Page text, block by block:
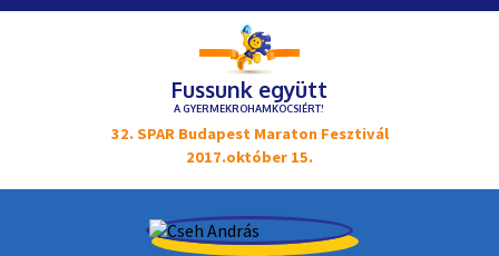
Fussunk együtt
A GYERMEKROHAMKOCSIÉRT!
32. SPAR Budapest Maraton Fesztivál
2017.október 15.